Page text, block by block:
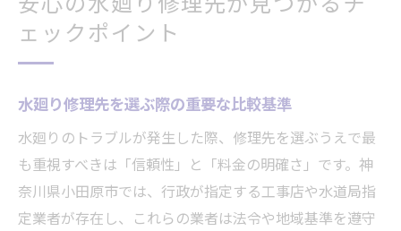
ェックポイント
水廻り修理先を選ぶ際の重要な比較基準
水廻りのトラブルが発生した際、修理先を選ぶうえで最
も重視すべきは「信頼性」と「料金の明確さ」です。神
奈川県小田原市では、行政が指定する工事店や水道局指
定業者が存在し、これらの業者は法令や地域基準を遵守